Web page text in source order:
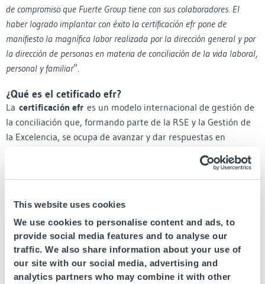
This website uses cookies
We use cookies to personalise content and ads, to
provide social media features and to analyse our
traffic. We also share information about your use of
our site with our social media, advertising and
analytics partners who may combine it with other
de compromiso que Fuerte Group tiene con sus colaboradores. El
haber logrado implantar con éxito la certificación efr pone de
manifiesto la magnífica labor realizada por la dirección general y por
la dirección de personas en materia de conciliación de la vida laboral,
personal y familiar”.
¿Qué es el cetificado efr?
La certificación efr es un modelo internacional de gestión de
la conciliación que, formando parte de la RSE y la Gestión de
la Excelencia, se ocupa de avanzar y dar respuestas en
certificación efrrequiere
del diseño e implantación de procedimientos y metodologías
definición de un catálogo de medidas en conciliación,
objetivos y planes de acción, indicadores, herramientas para el
seguimiento y medición del desempeño del modelo, así como
acciones formativas y de comunicación. Poniendo en marcha
estos procesos, la organización entra en un ciclo de mejora